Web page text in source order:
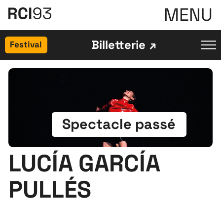
MENU
Festival Billetterie
Spectacle passé
LUCÍA GARCÍA
PULLÉS